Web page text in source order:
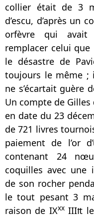
collier était de 3
d’escu, d’après un
orfèvre qui
remplacer celui que
le désastre de
toujours le même ;
ne s’écartait guère
Un compte de Gilles
en date du 23
de 721 livres
paiement de l’or
contenant 24
coquilles avec une
de son rocher
le tout pesant 3
raison de IXxxIII₶ le